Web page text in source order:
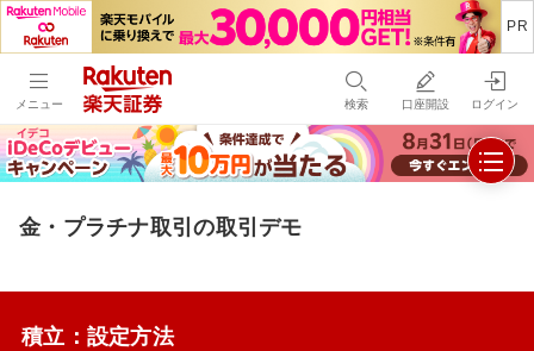
メニュー 検索 口座開設 ログイン
金・プラチナ取引の取引デモ
積立：設定方法